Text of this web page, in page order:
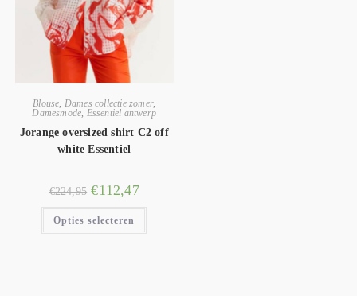
Blouse Dames collectie zomer,
Damesmode Essentiel antwerp
Jorange oversized shirt C2 off
white Essentiel
€224,95 €112,47
Opties selecteren